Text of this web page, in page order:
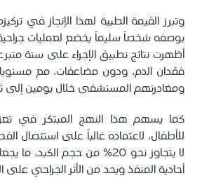
وتبرز القيمة الطبية لهذا الإنجاز في
بوصفه شخصاً سليماً يخضع لعمليات
أظهرت نتائج تطبيق الإجراء على ستة
فقدان الدم، ودون مضاعفات، مع
ومغادرتهم المستشفى خلال يومين إلى
كما يسهم هذا النهج المبتكر في
للأطفال، لاعتماده غالباً على استئصال
لا يتجاوز نحو 20% من حجم
أحادية المنفذ ويحد من الأثر الجراحي على